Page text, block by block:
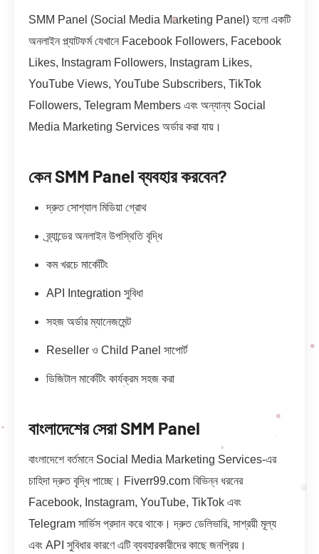
SMM Panel (Social Media Marketing Panel) হলো একটি
অনলাইন প্ল্যাটফর্ম যেখানে Facebook Followers, Facebook
Likes, Instagram Followers, Instagram Likes,
YouTube Views, YouTube Subscribers, TikTok
Followers, Telegram Members এবং অন্যান্য Social
Media Marketing Services অর্ডার করা যায়।
কেন SMM Panel ব্যবহার করবেন?
দ্রুত সোশ্যাল মিডিয়া গ্রোথ
ব্র্যান্ডের অনলাইন উপস্থিতি বৃদ্ধি
কম খরচে মার্কেটিং
API Integration সুবিধা
সহজ অর্ডার ম্যানেজমেন্ট
Reseller ও Child Panel সাপোর্ট
ডিজিটাল মার্কেটিং কার্যক্রম সহজ করা
বাংলাদেশের সেরা SMM Panel
বাংলাদেশে বর্তমানে Social Media Marketing Services-এর
চাহিদা দ্রুত বৃদ্ধি পাচ্ছে। Fiverr99.com বিভিন্ন ধরনের
Facebook, Instagram, YouTube, TikTok এবং
Telegram সার্ভিস প্রদান করে থাকে। দ্রুত ডেলিভারি, সাশ্রয়ী মূল্য
এবং API সুবিধার কারণে এটি ব্যবহারকারীদের কাছে জনপ্রিয়।